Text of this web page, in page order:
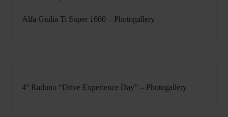
Alfa Giulia Ti Super 1600 – Photogallery
4° Raduno “Drive Experience Day” – Photogallery